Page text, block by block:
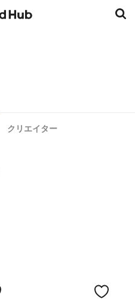
クリエイター